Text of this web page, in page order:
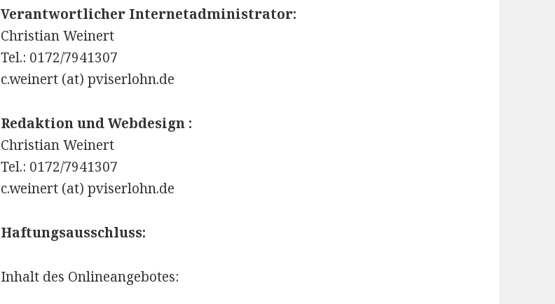
Verantwortlicher Internetadministrator:
Christian Weinert
Tel.: 0172/7941307
c.weinert (at) pviserlohn.de
Redaktion und Webdesign :
Christian Weinert
Tel.: 0172/7941307
c.weinert (at) pviserlohn.de
Haftungsausschluss:
Inhalt des Onlineangebotes: